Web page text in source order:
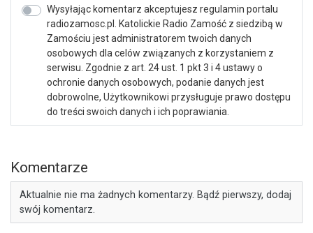
Wysyłając komentarz akceptujesz regulamin portalu
radiozamosc.pl. Katolickie Radio Zamość z siedzibą w
Zamościu jest administratorem twoich danych
osobowych dla celów związanych z korzystaniem z
serwisu. Zgodnie z art. 24 ust. 1 pkt 3 i 4 ustawy o
ochronie danych osobowych, podanie danych jest
dobrowolne, Użytkownikowi przysługuje prawo dostępu
do treści swoich danych i ich poprawiania.
Komentarze
Aktualnie nie ma żadnych komentarzy. Bądź pierwszy, dodaj
swój komentarz.